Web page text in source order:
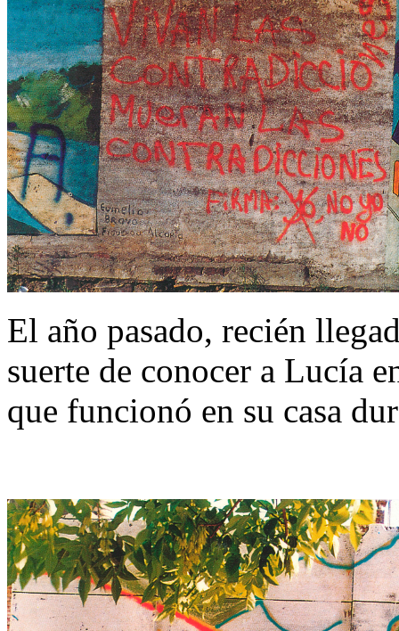
El año pasado, recién
suerte de conocer a Lucía
que funcionó en su casa